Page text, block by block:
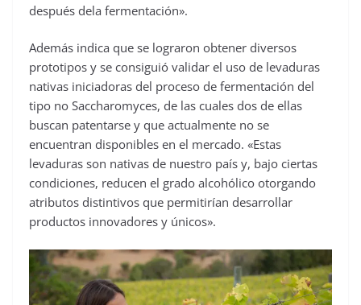
después dela fermentación».
Además indica que se lograron obtener diversos
prototipos y se consiguió validar el uso de levaduras
nativas iniciadoras del proceso de fermentación del
tipo no Saccharomyces, de las cuales dos de ellas
buscan patentarse y que actualmente no se
encuentran disponibles en el mercado. «Estas
levaduras son nativas de nuestro país y, bajo ciertas
condiciones, reducen el grado alcohólico otorgando
atributos distintivos que permitirían desarrollar
productos innovadores y únicos».